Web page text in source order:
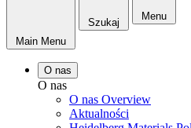
Main Menu
Szukaj
Menu
O nas
O nas
O nas Overview
Aktualności